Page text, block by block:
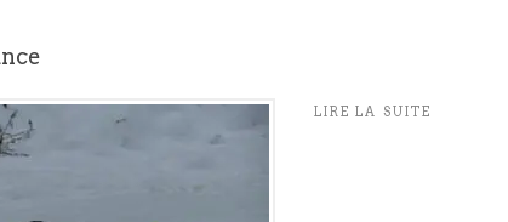
LIRE LA SUITE